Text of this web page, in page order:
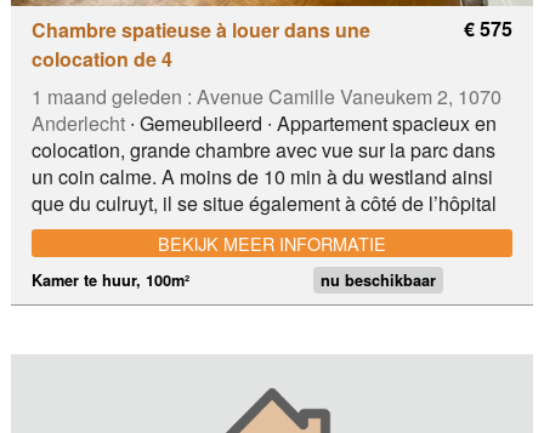
Chambre spatieuse à louer dans une
colocation de 4
1 maand geleden : Avenue Camille Vaneukem 2, 1070
Anderlecht∙ Gemeubileerd ∙ Appartement spacieux en
colocation, grande chambre avec vue sur la parc dans
un coin calme. A moins de 10 min à du westland ainsi
que du culruyt, il se situe également à côté de l’hôpital
d’érasme et de l’ULB et HELB. Arrêt de bus, tram et
métro a côté. Les pièces communes sont lumineuse et
bien équipé. L’appartement est meublé à part la
chambre. Recherche fille uniquement Erasme, hôpital
Kamer te huur, 100m² nu beschikbaar
€ 575
BEKIJK MEER INFORMATIE